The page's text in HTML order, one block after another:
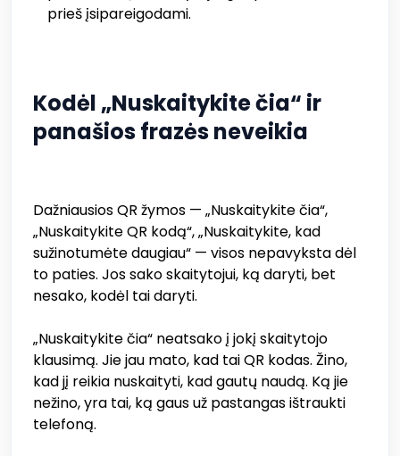
prieš įsipareigodami.
Kodėl „Nuskaitykite čia“ ir
panašios frazės neveikia
Dažniausios QR žymos — „Nuskaitykite čia“,
„Nuskaitykite QR kodą“, „Nuskaitykite, kad
sužinotumėte daugiau“ — visos nepavyksta dėl
to paties. Jos sako skaitytojui, ką daryti, bet
nesako, kodėl tai daryti.
„Nuskaitykite čia“ neatsako į jokį skaitytojo
klausimą. Jie jau mato, kad tai QR kodas. Žino,
kad jį reikia nuskaityti, kad gautų naudą. Ką jie
nežino, yra tai, ką gaus už pastangas ištraukti
telefoną.